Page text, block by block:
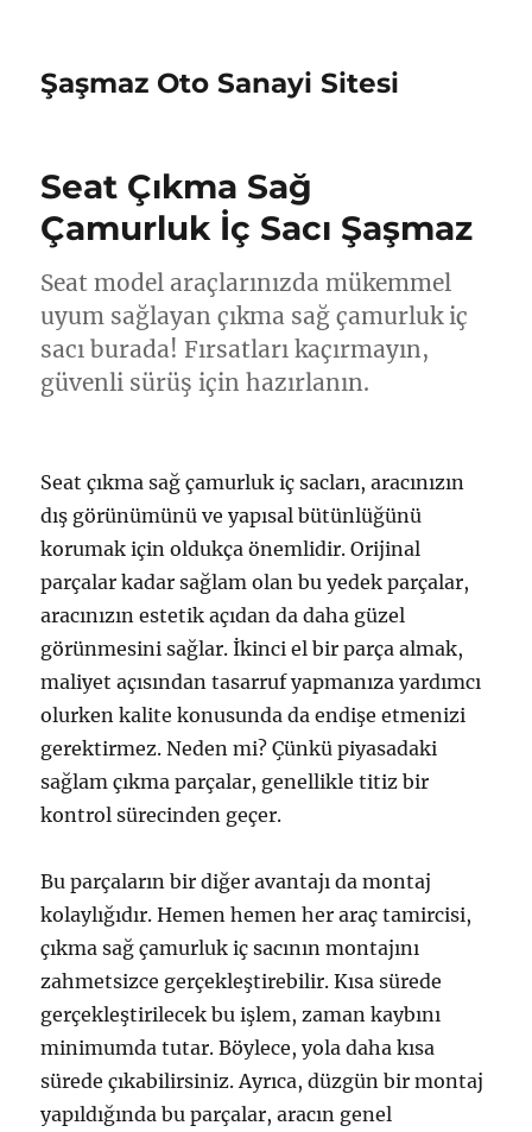
Şaşmaz Oto Sanayi Sitesi
Seat Çıkma Sağ
Çamurluk İç Sacı Şaşmaz
Seat model araçlarınızda mükemmel
uyum sağlayan çıkma sağ çamurluk iç
sacı burada! Fırsatları kaçırmayın,
güvenli sürüş için hazırlanın.
Seat çıkma sağ çamurluk iç sacları, aracınızın
dış görünümünü ve yapısal bütünlüğünü
korumak için oldukça önemlidir. Orijinal
parçalar kadar sağlam olan bu yedek parçalar,
aracınızın estetik açıdan da daha güzel
görünmesini sağlar. İkinci el bir parça almak,
maliyet açısından tasarruf yapmanıza yardımcı
olurken kalite konusunda da endişe etmenizi
gerektirmez. Neden mi? Çünkü piyasadaki
sağlam çıkma parçalar, genellikle titiz bir
kontrol sürecinden geçer.
Bu parçaların bir diğer avantajı da montaj
kolaylığıdır. Hemen hemen her araç tamircisi,
çıkma sağ çamurluk iç sacının montajını
zahmetsizce gerçekleştirebilir. Kısa sürede
gerçekleştirilecek bu işlem, zaman kaybını
minimumda tutar. Böylece, yola daha kısa
sürede çıkabilirsiniz. Ayrıca, düzgün bir montaj
yapıldığında bu parçalar, aracın genel